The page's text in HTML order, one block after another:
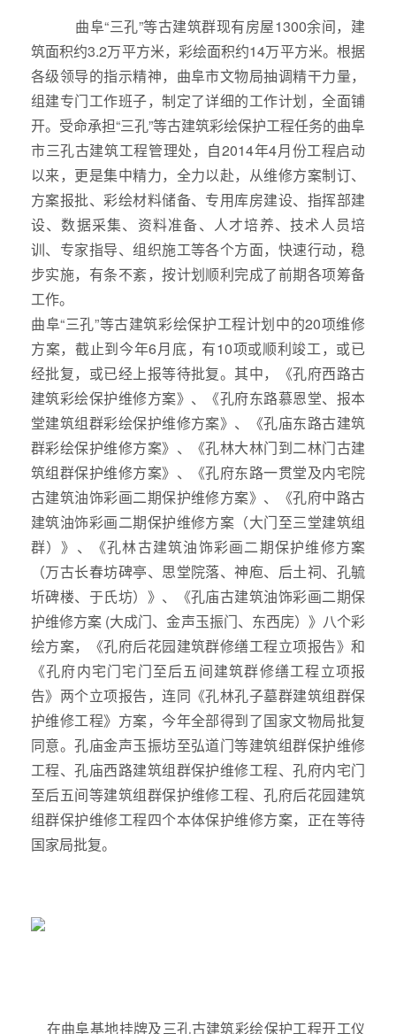
曲阜“三孔”等古建筑群现有房屋1300余间，建
筑面积约3.2万平方米，彩绘面积约14万平方米。根据
各级领导的指示精神，曲阜市文物局抽调精干力量，
组建专门工作班子，制定了详细的工作计划，全面铺
开。受命承担“三孔”等古建筑彩绘保护工程任务的曲阜
市三孔古建筑工程管理处，自2014年4月份工程启动
以来，更是集中精力，全力以赴，从维修方案制订、
方案报批、彩绘材料储备、专用库房建设、指挥部建
设、数据采集、资料准备、人才培养、技术人员培
训、专家指导、组织施工等各个方面，快速行动，稳
步实施，有条不紊，按计划顺利完成了前期各项筹备
工作。
曲阜“三孔”等古建筑彩绘保护工程计划中的20项维修
方案，截止到今年6月底，有10项或顺利竣工，或已
经批复，或已经上报等待批复。其中，《孔府西路古
建筑彩绘保护维修方案》、《孔府东路慕恩堂、报本
堂建筑组群彩绘保护维修方案》、《孔庙东路古建筑
群彩绘保护维修方案》、《孔林大林门到二林门古建
筑组群保护维修方案》、《孔府东路一贯堂及内宅院
古建筑油饰彩画二期保护维修方案》、《孔府中路古
建筑油饰彩画二期保护维修方案（大门至三堂建筑组
群）》、《孔林古建筑油饰彩画二期保护维修方案
（万古长春坊碑亭、思堂院落、神庖、后土祠、孔毓
圻碑楼、于氏坊）》、《孔庙古建筑油饰彩画二期保
护维修方案 (大成门、金声玉振门、东西庑）》八个彩
绘方案，《孔府后花园建筑群修缮工程立项报告》和
《孔府内宅门宅门至后五间建筑群修缮工程立项报
告》两个立项报告，连同《孔林孔子墓群建筑组群保
护维修工程》方案，今年全部得到了国家文物局批复
同意。孔庙金声玉振坊至弘道门等建筑组群保护维修
工程、孔庙西路建筑组群保护维修工程、孔府内宅门
至后五间等建筑组群保护维修工程、孔府后花园建筑
组群保护维修工程四个本体保护维修方案，正在等待
国家局批复。
在曲阜基地挂牌及三孔古建筑彩绘保护工程开工仪